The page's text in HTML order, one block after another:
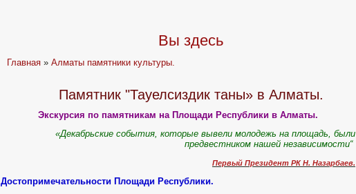
Вы здесь
Главная »Алматы памятники культуры.
Памятник "Тауелсиздик таны» в Алматы.
Экскурсия по памятникам на Площади Республики в Алматы.
«Декабрьские события, которые вывели молодежь на площадь, были
предвестником нашей независимости“
Первый Президент РК Н. Назарбаев.
Достопримечательности Площади Республики.